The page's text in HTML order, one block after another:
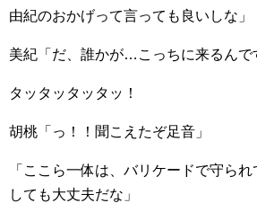
由紀のおかげって言っても良いしな」
美紀「だ、誰かが…こっちに来るんで
タッタッタッタッ！
胡桃「っ！！聞こえたぞ足音」
「ここら一体は、バリケードで守ら
しても大丈夫だな」